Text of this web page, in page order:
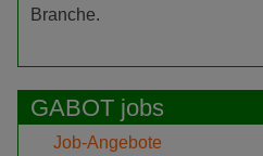
Branche.
GABOT jobs
Job-Angebote